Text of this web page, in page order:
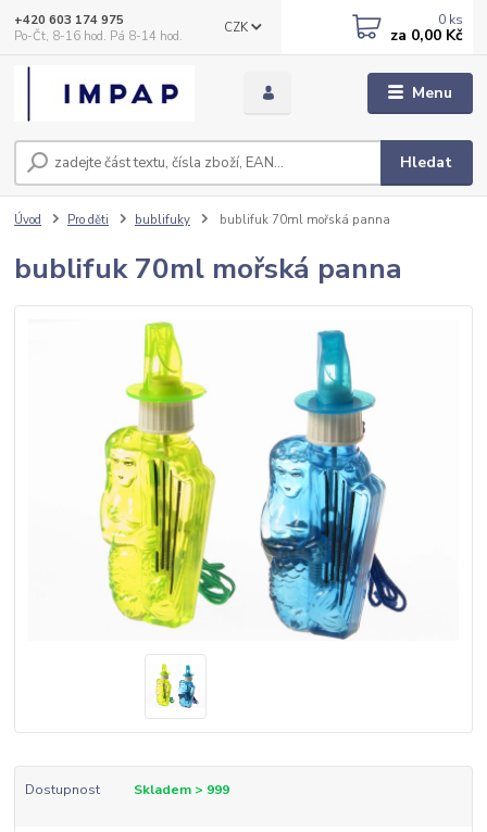
Menu
CZK
Hledat
+420 603 174 975
Po-Čt, 8-16 hod. Pá 8-14 hod.
0 ks
za 0,00 Kč
Úvod Pro děti bublifuky bublifuk 70ml mořská panna
bublifuk 70ml mořská panna
Dostupnost Skladem > 999